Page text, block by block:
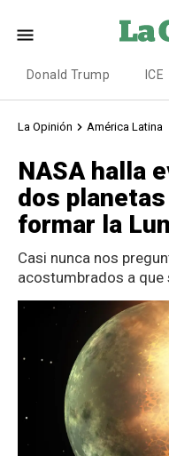
Donald Trump ICE
La Opinión América Latina
NASA halla
dos
formar la
Casi nunca nos
acostumbrados a que